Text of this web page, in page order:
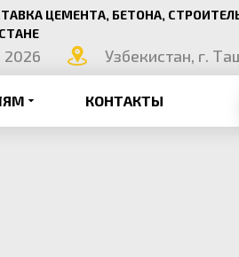
ЦЕМЕНТА, БЕТОНА,
2026 Узбекистан, г.
КОНТАКТЫ